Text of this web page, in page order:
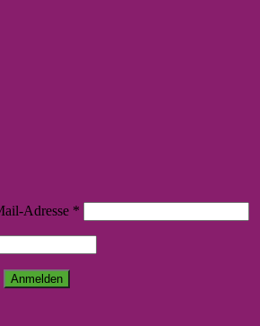
Adresse *
Anmelden